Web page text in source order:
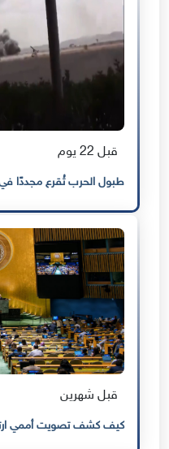
قبل 22 يوم
طبول الحرب تُقرع مجددًا
قبل شهرين
كيف كشف تصويت أممي